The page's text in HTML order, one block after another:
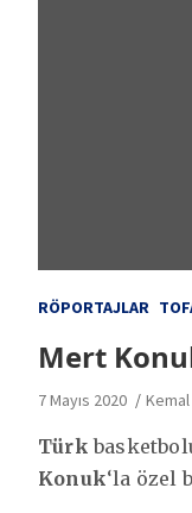
RÖPORTAJLAR
Mert
7 Mayıs 2020
Türk
Konuk‘la özel